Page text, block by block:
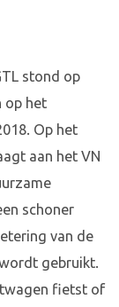
stond op
op het
Op het
aan het VN
schoner
van de
gebruikt.
fietst of